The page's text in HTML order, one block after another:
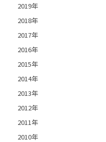
2019年
2018年
2017年
2016年
2015年
2014年
2013年
2012年
2011年
2010年